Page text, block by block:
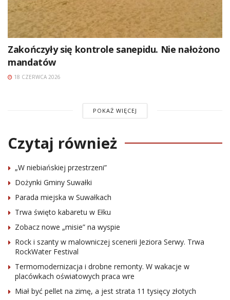
Zakończyły się kontrole sanepidu. Nie nałożono
mandatów
18 CZERWCA 2026
POKAŻ WIĘCEJ
Czytaj również
„W niebiańskiej przestrzeni”
Dożynki Gminy Suwałki
Parada miejska w Suwałkach
Trwa święto kabaretu w Ełku
Zobacz nowe „misie” na wyspie
Rock i szanty w malowniczej scenerii Jeziora Serwy. Trwa
RockWater Festival
Termomodernizacja i drobne remonty. W wakacje w
placówkach oświatowych praca wre
Miał być pellet na zimę, a jest strata 11 tysięcy złotych